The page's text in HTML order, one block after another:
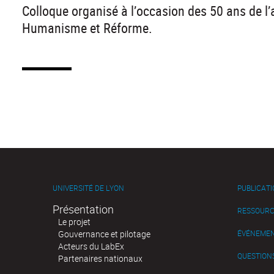
Colloque organisé à l’occasion des 50 ans de
Humanisme et Réforme.
UNIVERSITÉ DE LYON
Présentation
Le projet
Gouvernance et pilotage
Acteurs du LabEx
Partenaires nationaux